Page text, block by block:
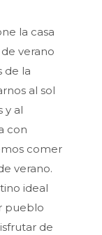
la casa
verano
de la
al sol
y al
con
comer
verano.
ideal
pueblo
de